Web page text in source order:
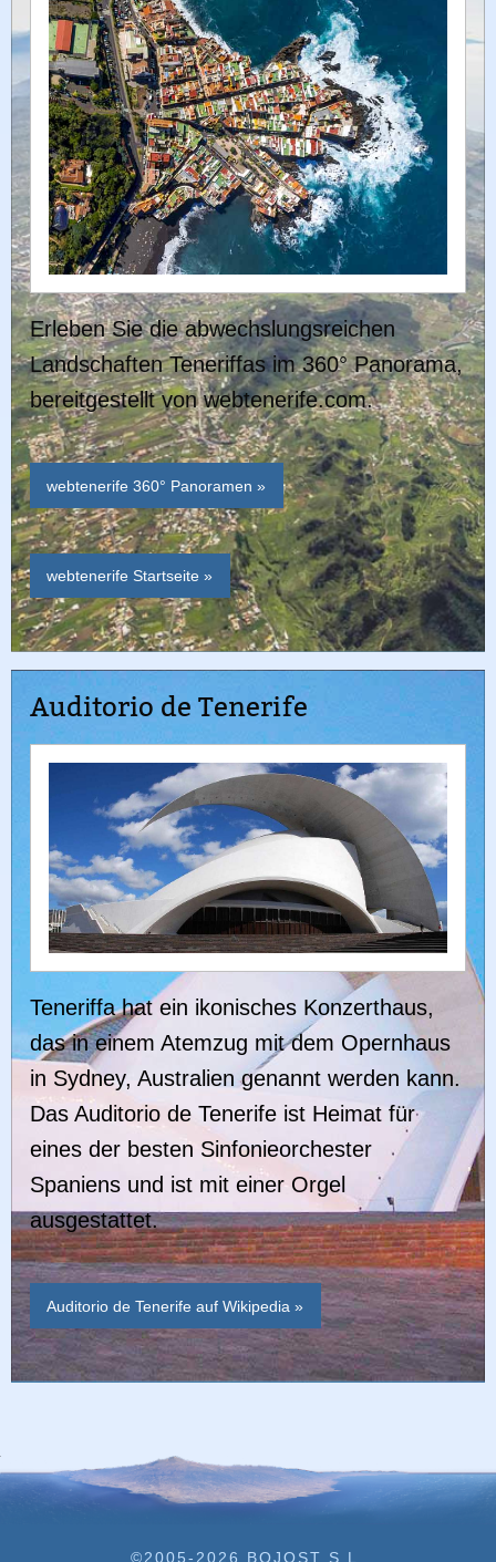
Erleben Sie die abwechslungsreichen
Landschaften Teneriffas im 360° Panorama,
bereitgestellt von webtenerife.com.
webtenerife 360° Panoramen »
webtenerife Startseite »
Auditorio de Tenerife
Teneriffa hat ein ikonisches Konzerthaus,
das in einem Atemzug mit dem Opernhaus
in Sydney, Australien genannt werden kann.
Das Auditorio de Tenerife ist Heimat für
eines der besten Sinfonieorchester
Spaniens und ist mit einer Orgel
ausgestattet.
Auditorio de Tenerife auf Wikipedia »
©2005-2026 BOJOST S.L.